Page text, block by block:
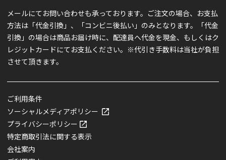
メールにてお問い合わせも承っております。ご注文の場合、お支払
方法は「代金引換」、「コンビニ後払い」のみとなります。「代金
引換」の場合は商品お届け時に、配達員へ代金を現金、もしくはク
レジットカードにてお支払ください。※代引き手数料は当社が負担
させて頂きます。
ご利用条件
ソーシャルメディアポリシー
プライバシーポリシー
特定商取引法に関する表示
会社案内